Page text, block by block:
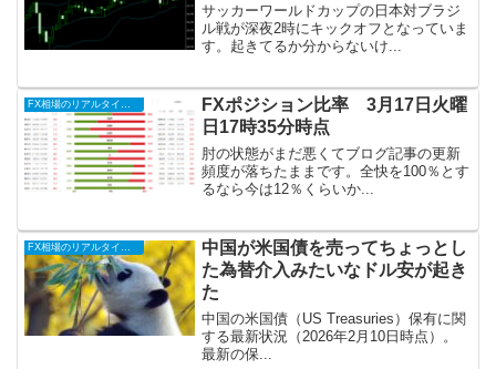
サッカーワールドカップの日本対ブラジ
ル戦が深夜2時にキックオフとなっていま
す。起きてるか分からないけ...
FXポジション比率 3月17日火曜
日17時35分時点
肘の状態がまだ悪くてブログ記事の更新
頻度が落ちたままです。全快を100％とす
るなら今は12％くらいか...
FX相場のリアルタイム情報2026
中国が米国債を売ってちょっとし
た為替介入みたいなドル安が起き
た
中国の米国債（US Treasuries）保有に関
する最新状況（2026年2月10日時点）。
最新の保...